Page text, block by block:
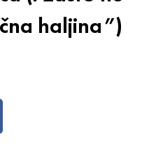
haljina”)